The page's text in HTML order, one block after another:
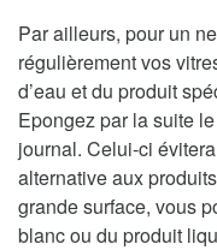
Par ailleurs, pour un
régulièrement vos
d’eau et du produit
Epongez par la suite
journal. Celui-ci
alternative aux
grande surface, vous
blanc ou du produit